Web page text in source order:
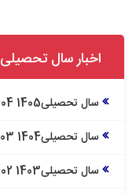
اخبار سال تحصیلی
سال تحصیلی1405 1404
سال تحصیلی1404 1403
سال تحصیلی1403 1402